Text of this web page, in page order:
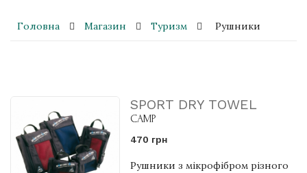
Головна Магазин Туризм Рушники
SPORT DRY TOWEL
CAMP
470 грн
Рушники з мікрофібром різного